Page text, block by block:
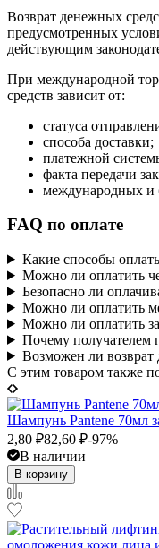
Возврат денежных
предусмотренных
действующим
При международной
средств зависит от:
статуса
способа доставки;
платежной
факта передачи
международных и
FAQ по оплате
Какие способы
Можно ли оплатить
Безопасно ли
Можно ли оплатить
Можно ли оплатить
Почему получателем
Возможен ли возврат
C этим товаром также
Шампунь Pantene 70мл
2,80 ₽82,60 ₽-97%
В наличии
В корзину